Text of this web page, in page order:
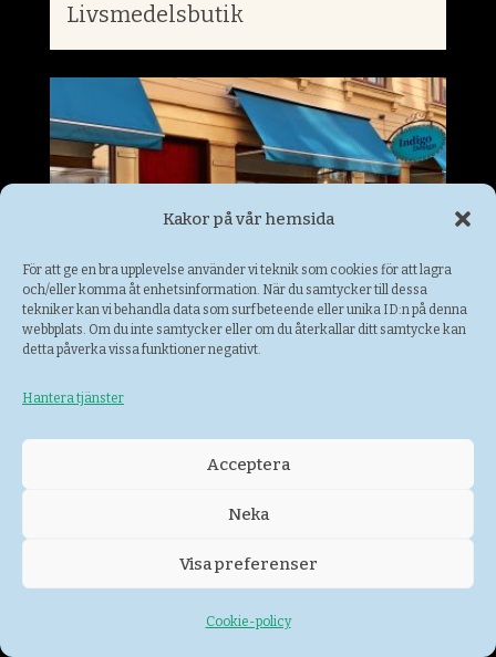
Kakor på vår hemsida
För att ge en bra upplevelse använder vi teknik som cookies för att lagra
och/eller komma åt enhetsinformation. När du samtycker till dessa
tekniker kan vi behandla data som surfbeteende eller unika ID:n på denna
webbplats. Om du inte samtycker eller om du återkallar ditt samtycke kan
detta påverka vissa funktioner negativt.
Hantera tjänster
Acceptera
Neka
Visa preferenser
Cookie-policy
Livsmedelsbutik